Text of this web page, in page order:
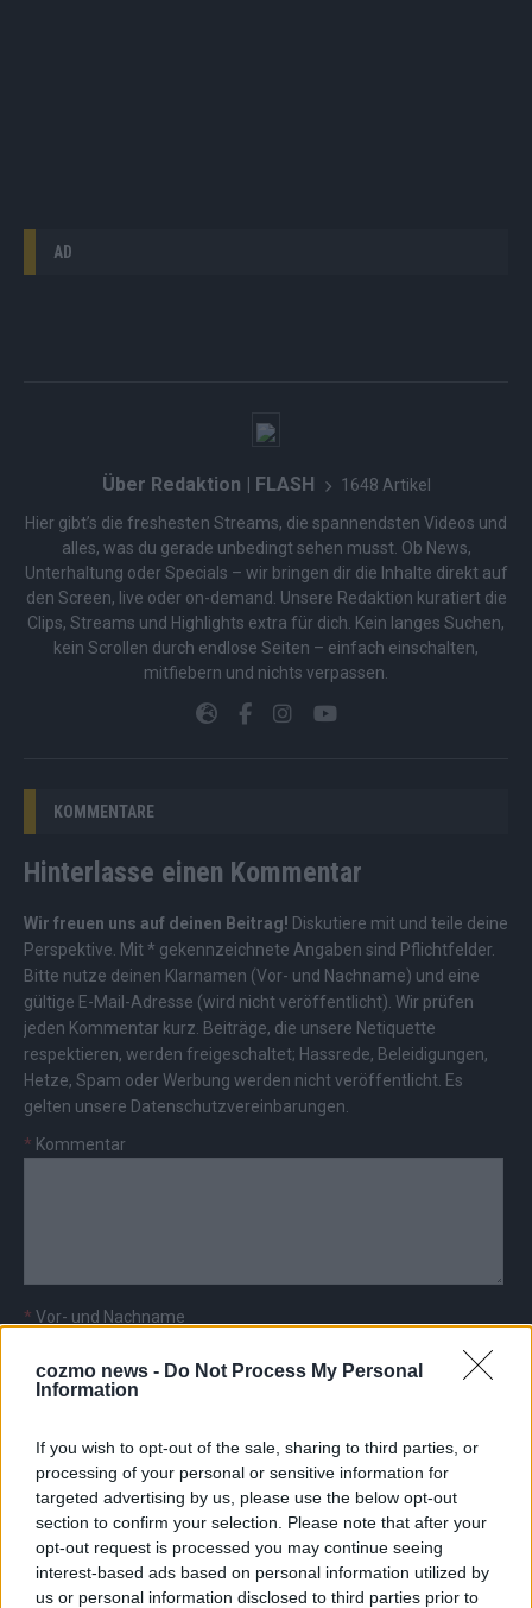
cozmo news - Do Not Process My Personal
Information
If you wish to opt-out of the sale, sharing to third parties, or
processing of your personal or sensitive information for
targeted advertising by us, please use the below opt-out
section to confirm your selection. Please note that after your
opt-out request is processed you may continue seeing
interest-based ads based on personal information utilized by
us or personal information disclosed to third parties prior to
AD
Über Redaktion | FLASH 1648 Artikel
Hier gibt’s die freshesten Streams, die spannendsten Videos und
alles, was du gerade unbedingt sehen musst. Ob News,
Unterhaltung oder Specials – wir bringen dir die Inhalte direkt auf
den Screen, live oder on-demand. Unsere Redaktion kuratiert die
Clips, Streams und Highlights extra für dich. Kein langes Suchen,
kein Scrollen durch endlose Seiten – einfach einschalten,
mitfiebern und nichts verpassen.
KOMMENTARE
Hinterlasse einen Kommentar
Wir freuen uns auf deinen Beitrag! Diskutiere mit und teile deine
Perspektive. Mit * gekennzeichnete Angaben sind Pflichtfelder.
Bitte nutze deinen Klarnamen (Vor- und Nachname) und eine
gültige E-Mail-Adresse (wird nicht veröffentlicht). Wir prüfen
jeden Kommentar kurz. Beiträge, die unsere Netiquette
respektieren, werden freigeschaltet; Hassrede, Beleidigungen,
Hetze, Spam oder Werbung werden nicht veröffentlicht. Es
gelten unsere Datenschutzvereinbarungen
* Kommentar
* Vor- und Nachname
E-Mail
AD